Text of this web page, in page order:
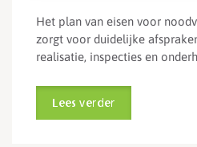
Het plan van eisen voor
zorgt voor duidelijke
realisatie, inspecties en
Lees verder